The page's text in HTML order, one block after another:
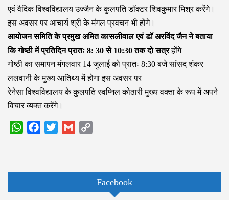
एवं वैदिक विश्वविद्यालय उज्जैन के कुलपति डॉक्टर शिवकुमार मिश्र करेंगे।
इस अवसर पर आचार्य श्री के मंगल प्रवचन भी होंगे।
आयोजन समिति के प्रमुख अमित कासलीवाल एवं डॉ अरविंद जैन ने बताया
कि गोष्ठी में प्रतिदिन प्रातः 8: 30 से 10:30 तक दो सत्रहोंगे
गोष्ठी का समापन मंगलवार 14 जुलाई को प्रातः 8:30 बजे सांसद शंकर
ललवानी के मुख्य आतिथ्य में होगा इस अवसर पर
रेनेसा विश्वविद्यालय के कुलपति स्वप्निल कोठारी मुख्य वक्ता के रूप में अपने
विचार व्यक्त करेंगे।
WhatsAppFacebook
Twitter Gmail
Facebook